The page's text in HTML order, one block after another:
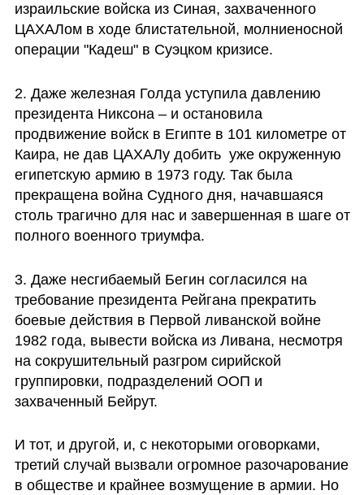
израильские войска из Синая, захваченного
ЦАХАЛом в ходе блистательной, молниеносной
операции "Кадеш" в Суэцком кризисе.
2. Даже железная Голда уступила давлению
президента Никсона – и остановила
продвижение войск в Египте в 101 километре от
Каира, не дав ЦАХАЛу добить  уже окруженную
египетскую армию в 1973 году. Так была
прекращена война Судного дня, начавшаяся
столь трагично для нас и завершенная в шаге от
полного военного триумфа.
3. Даже несгибаемый Бегин согласился на
требование президента Рейгана прекратить
боевые действия в Первой ливанской войне
1982 года, вывести войска из Ливана, несмотря
на сокрушительный разгром сирийской
группировки, подразделений ООП и
захваченный Бейрут.
И тот, и другой, и, с некоторыми оговорками,
третий случай вызвали огромное разочарование
в обществе и крайнее возмущение в армии. Но